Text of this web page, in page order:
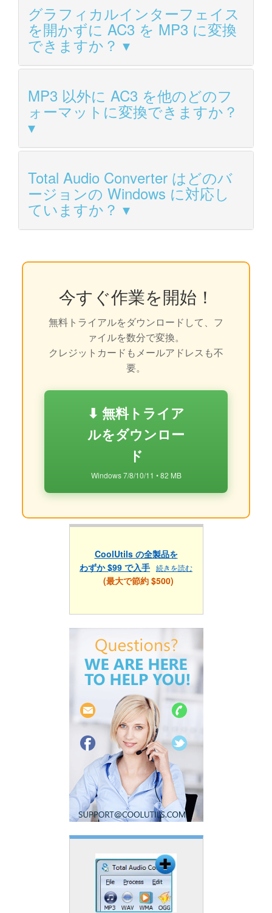
グラフィカルインターフェイス
を開かずに AC3 を MP3 に変換
できますか？
MP3 以外に AC3 を他のどのフ
ォーマットに変換できますか？
Total Audio Converter はどのバ
ージョンの Windows に対応し
ていますか？
今すぐ作業を開始！
無料トライアルをダウンロードして、フ
ァイルを数分で変換。
クレジットカードもメールアドレスも不
要。
⬇ 無料トライア
ルをダウンロー
ド
Windows 7/8/10/11 • 82 MB
CoolUtils の全製品を
わずか $99 で入手 続きを読む
(最大で節約 $500)